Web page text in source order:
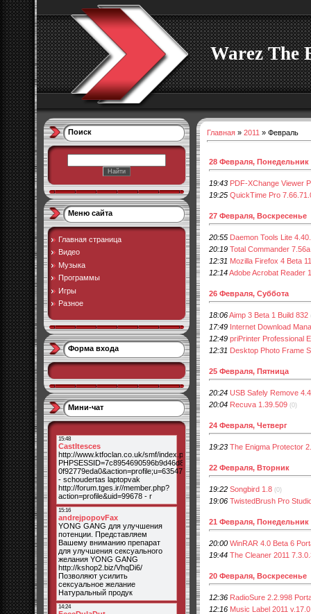
Warez The
Поиск
Меню сайта
Главная страница
Видео
Музыка
Программы
Игры
Разное
Форма входа
Мини-чат
Главная » 2011 » Февраль
28 Февраля, Понедельник
19:43 PDF-XChange Viewer
19:25 QuickTime Pro
27 Февраля, Воскресенье
20:55 Daemon Tools Lite
20:19 Total Commander
12:31 Mozilla Firefox 4 Beta 11
12:14Adobe Acrobat Reader
26 Февраля, Суббота
18:06Aimp 3 Beta 1 Build 832
17:49 Internet Download
12:49 priPrinter Professional
12:31 Desktop Photo Frame
25 Февраля, Пятница
20:24 USB Safely Remove
20:04 Recuva 1.39.509 (0)
24 Февраля, Четверг
19:23 The Enigma Protector
22 Февраля, Вторник
19:22 Songbird 1.8 (0)
19:06 TwistedBrush Pro
21 Февраля, Понедельник
20:00 WinRAR 4.0 Beta 6
19:44 The Cleaner 2011
20 Февраля, Воскресенье
12:36 RadioSure 2.2.998
12:16 Music Label 2011